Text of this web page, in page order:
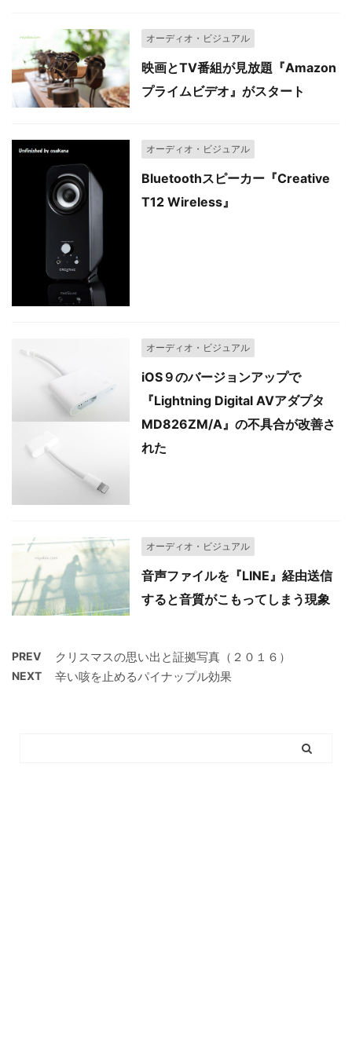
オーディオ・ビジュアル
映画とTV番組が見放題『Amazon
プライムビデオ』がスタート
オーディオ・ビジュアル
Bluetoothスピーカー『Creative
T12 Wireless』
オーディオ・ビジュアル
iOS９のバージョンアップで
『Lightning Digital AVアダプタ
MD826ZM/A』の不具合が改善さ
れた
オーディオ・ビジュアル
音声ファイルを『LINE』経由送信
すると音質がこもってしまう現象
PREV クリスマスの思い出と証拠写真（２０１６）
NEXT 辛い咳を止めるパイナップル効果